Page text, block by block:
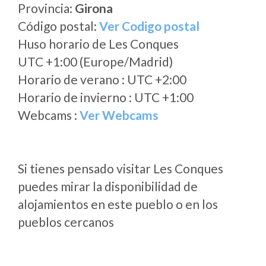
Provincia: Girona
Código postal: Ver Codigo postal
Huso horario de Les Conques
UTC +1:00 (Europe/Madrid)
Horario de verano : UTC +2:00
Horario de invierno : UTC +1:00
Webcams : Ver Webcams
Si tienes pensado visitar Les Conques
puedes mirar la disponibilidad de
alojamientos en este pueblo o en los
pueblos cercanos